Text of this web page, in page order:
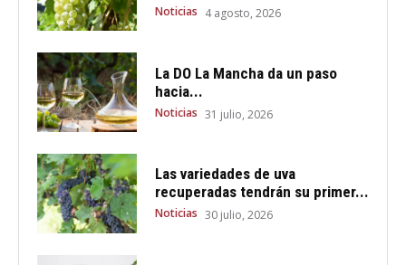
Noticias 4 agosto, 2026
La DO La Mancha da un paso
hacia...
Noticias 31 julio, 2026
Las variedades de uva
recuperadas tendrán su primer...
Noticias 30 julio, 2026